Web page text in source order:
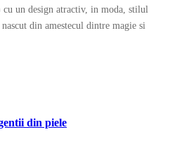
un design atractiv, in moda, stilul
din amestecul dintre magie si
din piele